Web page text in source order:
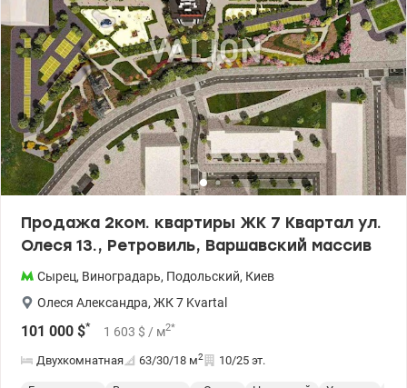
Продажа 2ком. квартиры ЖК 7 Квартал ул.
Олеся 13., Ретровиль, Варшавский массив
Сырец, Виноградарь, Подольский, Киев
Олеся Александра, ЖК 7 Kvartal
101 000 $* 1 603 $ / м2*
Двухкомнатная 63/30/18 м2 10/25 эт.